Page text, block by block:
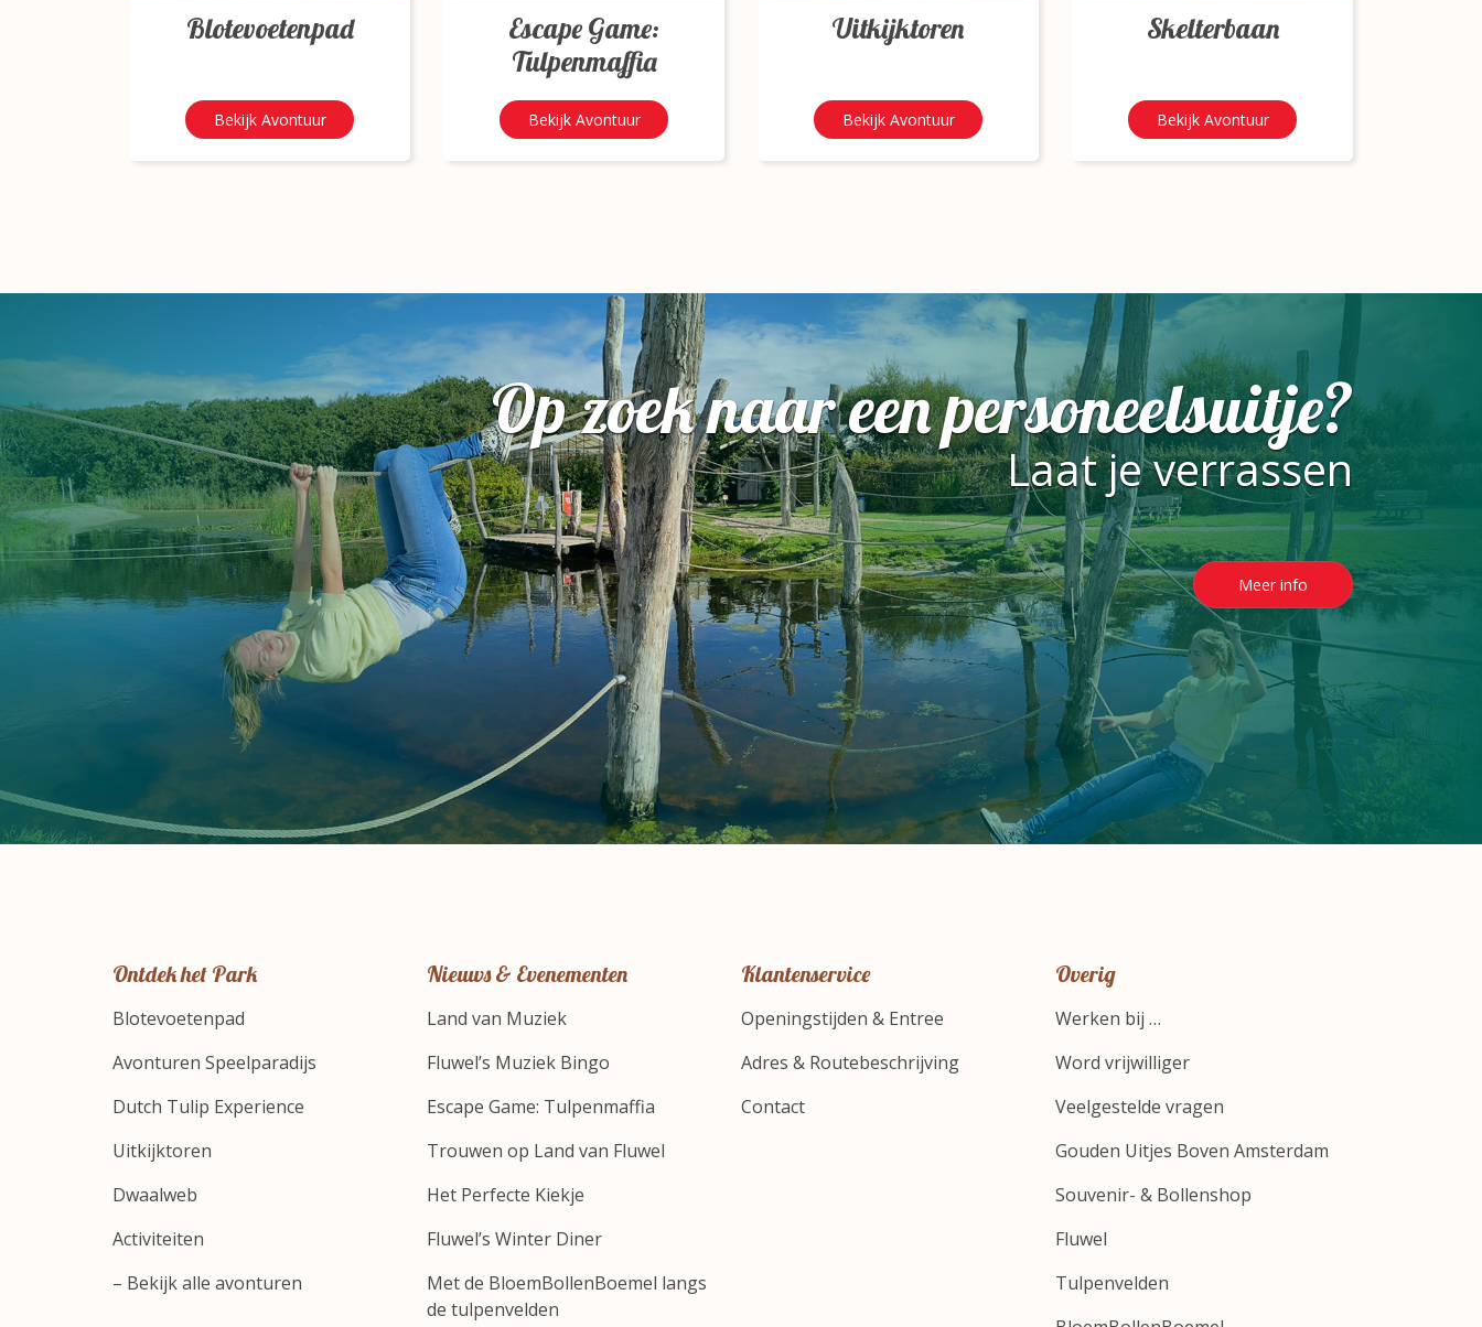
Blotevoetenpad
Bekijk Avontuur
Escape Game:
Tulpenmaffia
Bekijk Avontuur
Uitkijktoren
Bekijk Avontuur
Skelterbaan
Bekijk Avontuur
Op zoek naar een personeelsuitje?
Laat je verrassen
Meer info
Ontdek het Park
Blotevoetenpad
Avonturen Speelparadijs
Dutch Tulip Experience
Uitkijktoren
Dwaalweb
Activiteiten
– Bekijk alle avonturen
Nieuws & Evenementen
Land van Muziek
Fluwel’s Muziek Bingo
Escape Game: Tulpenmaffia
Trouwen op Land van Fluwel
Het Perfecte Kiekje
Fluwel’s Winter Diner
Met de BloemBollenBoemel langs
de tulpenvelden
Klantenservice
Openingstijden & Entree
Adres & Routebeschrijving
Contact
Overig
Werken bij …
Word vrijwilliger
Veelgestelde vragen
Gouden Uitjes Boven Amsterdam
Souvenir- & Bollenshop
Fluwel
Tulpenvelden